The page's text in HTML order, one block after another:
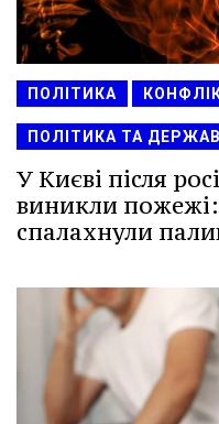
ПОЛІТИКА
ПОЛІТИКА ТА
У Києві після
виникли
спалахнули